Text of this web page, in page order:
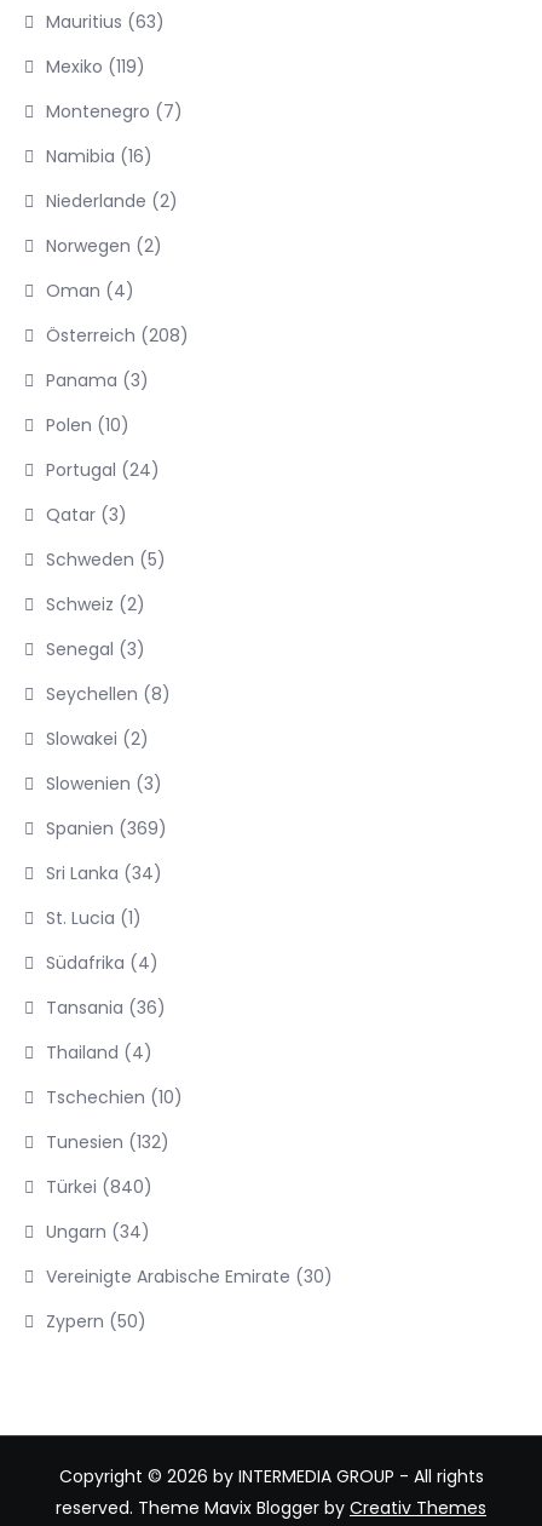
Mauritius (63)
Mexiko (119)
Montenegro (7)
Namibia (16)
Niederlande (2)
Norwegen (2)
Oman (4)
Österreich (208)
Panama (3)
Polen (10)
Portugal (24)
Qatar (3)
Schweden (5)
Schweiz (2)
Senegal (3)
Seychellen (8)
Slowakei (2)
Slowenien (3)
Spanien (369)
Sri Lanka (34)
St. Lucia (1)
Südafrika (4)
Tansania (36)
Thailand (4)
Tschechien (10)
Tunesien (132)
Türkei (840)
Ungarn (34)
Vereinigte Arabische Emirate (30)
Zypern (50)
Copyright © 2026 by INTERMEDIA GROUP - All rights
reserved. Theme Mavix Blogger by Creativ Themes